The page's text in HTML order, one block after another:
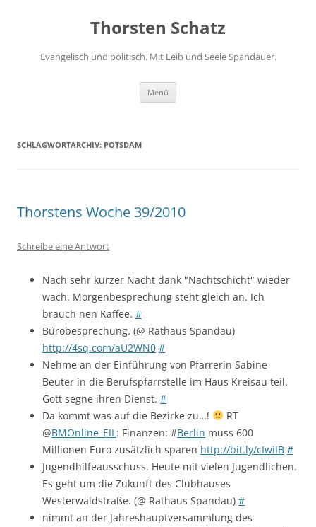
Thorsten Schatz
Evangelisch und politisch. Mit Leib und Seele Spandauer.
Menü
SCHLAGWORTARCHIV: POTSDAM
Thorstens Woche 39/2010
Schreibe eine Antwort
Nach sehr kurzer Nacht dank "Nachtschicht" wieder
wach. Morgenbesprechung steht gleich an. Ich
brauch nen Kaffee. #
Bürobesprechung. (@ Rathaus Spandau)
http://4sq.com/aU2WN0 #
Nehme an der Einführung von Pfarrerin Sabine
Beuter in die Berufspfarrstelle im Haus Kreisau teil.
Gott segne ihren Dienst. #
Da kommt was auf die Bezirke zu…!
RT
@BMOnline_EIL: Finanzen: #Berlin muss 600
Millionen Euro zusätzlich sparen http://bit.ly/cIwiIB #
Jugendhilfeausschuss. Heute mit vielen Jugendlichen.
Es geht um die Zukunft des Clubhauses
Westerwaldstraße. (@ Rathaus Spandau) #
nimmt an der Jahreshauptversammlung des